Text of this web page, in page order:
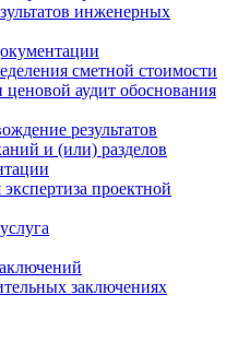
инженерных
сметной стоимости
аудит обоснования
результатов
и (или) разделов
проектной
заключениях